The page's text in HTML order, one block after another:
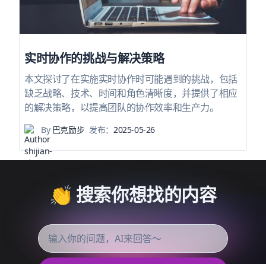
实时协作的挑战与解决策略
本文探讨了在实施实时协作时可能遇到的挑战，包括
缺乏战略、技术、时间和角色清晰度，并提供了相应
的解决策略，以提高团队的协作效率和生产力。
By巴克励步 发布：2025-05-26
👏 搜索你想找的内容